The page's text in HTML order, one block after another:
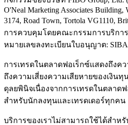
O'Neal Marketing Associates Building,
3174, Road Town, Tortola VG1110,
การควบคุมโดยคณะกรรมการบริการ
หมายเลขลงทะเบียนใบอนุญาต:
การเทรดในตลาดฟอเร็กซ์แสดงถึงค
ถึงความเสี่ยงความเสียหายของเงิน
ดุลยพินิจเนื่องจากการเทรดในตลาด
สำหรับนักลงทุนและเทรดเดอร์ทุกคน
บริการของเราไม่สามารถใช้ได้สำห